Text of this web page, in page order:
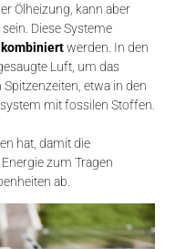
Ölheizung, kann aber
Diese Systeme
werden. In den
Luft, um das
etwa in den
mit fossilen Stoffen.
hat, damit die
zum Tragen
ab.